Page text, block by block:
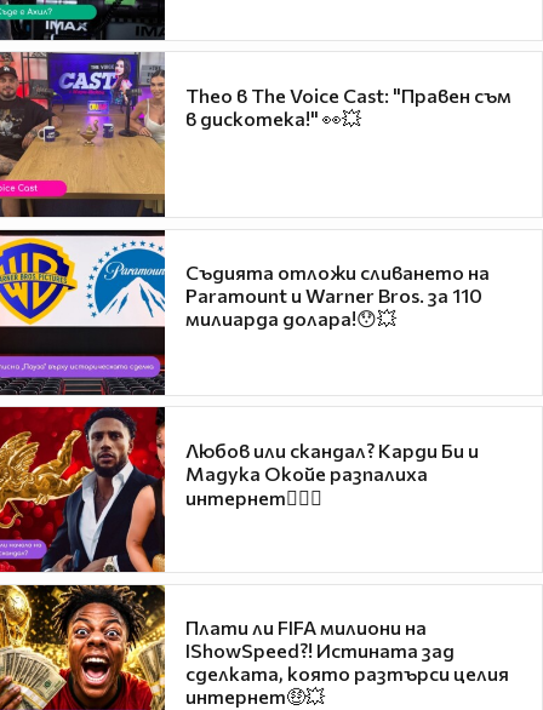
Theo в The Voice Cast: "Правен съм
в дискотека!" 👀💥
Съдията отложи сливането на
Paramount и Warner Bros. за 110
милиарда долара!😯💥
Любов или скандал? Карди Би и
Мадука Окойе разпалиха
интернет❤️‍🔥🔥
Плати ли FIFA милиони на
IShowSpeed?! Истината зад
сделката, която разтърси целия
интернет🤑💥